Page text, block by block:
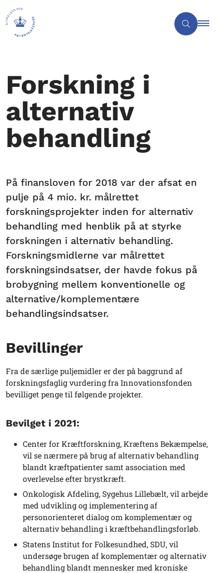
Forskning i
alternativ
behandling
På finansloven for 2018 var der afsat en
pulje på 4 mio. kr. målrettet
forskningsprojekter inden for alternativ
behandling med henblik på at styrke
forskningen i alternativ behandling.
Forskningsmidlerne var målrettet
forskningsindsatser, der havde fokus på
brobygning mellem konventionelle og
alternative/komplementære
behandlingsindsatser.
Bevillinger
Fra de særlige puljemidler er der på baggrund af
forskningsfaglig vurdering fra Innovationsfonden
bevilliget penge til følgende projekter.
Bevilget i 2021:
Center for Kræftforskning, Kræftens Bekæmpelse,
vil se nærmere på brug af alternativ behandling
blandt kræftpatienter samt association med
overlevelse efter brystkræft.
Onkologisk Afdeling, Sygehus Lillebælt, vil arbejde
med udvikling og implementering af
personorienteret dialog om komplementær og
alternativ behandling i kræftbehandlingsforløb.
Statens Institut for Folkesundhed, SDU, vil
undersøge brugen af komplementær og alternativ
behandling blandt mennesker med kroniske